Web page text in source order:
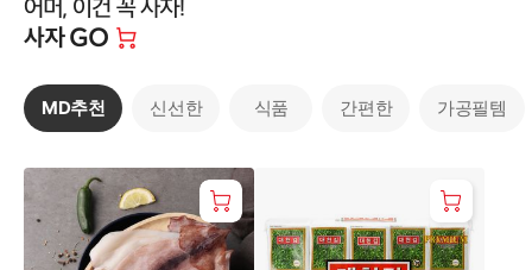
MD추천 신선한 식품 간편한 가공필템